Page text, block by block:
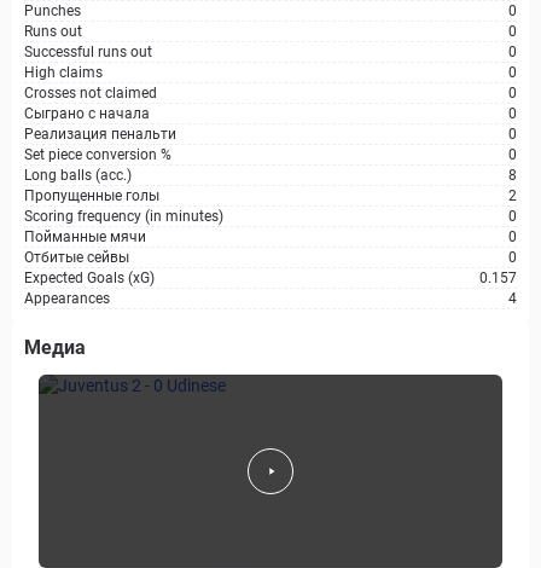
Punches
0
Runs out
0
Successful runs out
0
High claims
0
Crosses not claimed
0
Сыграно с начала
0
Реализация пенальти
0
Set piece conversion %
0
Long balls (acc.)
8
Пропущенные голы
2
Scoring frequency (in minutes)
0
Пойманные мячи
0
Отбитые сейвы
0
Expected Goals (xG)
0.157
Appearances
4
Медиа